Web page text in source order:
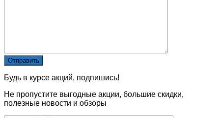
Будь в курсе акций, подпишись!
Не пропустите выгодные акции, большие скидки,
полезные новости и обзоры